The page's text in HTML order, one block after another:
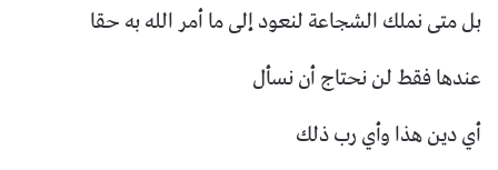
بل متى نملك الشجاعة لنعود إلى ما أمر الله به حقا
عندها فقط لن نحتاج أن نسأل
أي دين هذا وأي رب ذلك